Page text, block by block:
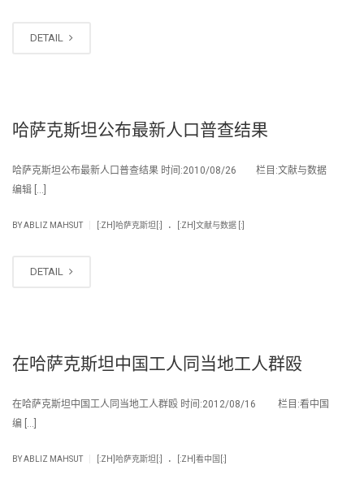
DETAIL
哈萨克斯坦公布最新人口普查结果
哈萨克斯坦公布最新人口普查结果 时间:2010/08/26 栏目:文献与数据
编辑 […]
BYABLIZ MAHSUT [:ZH]哈萨克斯坦[:] . [:ZH]文献与数据 [:]
DETAIL
在哈萨克斯坦中国工人同当地工人群殴
在哈萨克斯坦中国工人同当地工人群殴 时间:2012/08/16 栏目:看中国
编 […]
BYABLIZ MAHSUT [:ZH]哈萨克斯坦[:] . [:ZH]看中国[:]